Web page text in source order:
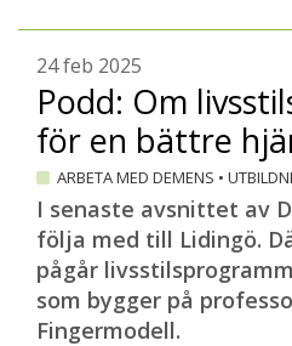
24 feb 2025
Podd: Om
för en bättre
ARBETA MED DEMENS •
I senaste avsnittet av
följa med till Lidingö.
pågår
som bygger på
Fingermodell.